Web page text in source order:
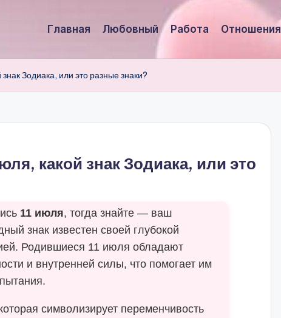
Главная Любовный Работа Отношения
Зодиака, или это разные знаки?
какой знак Зодиака, или это
11 июля, тогда знайте — ваш
знак известен своей глубокой
Родившиеся 11 июля обладают
и внутренней силы, что помогает им
символизирует переменчивость